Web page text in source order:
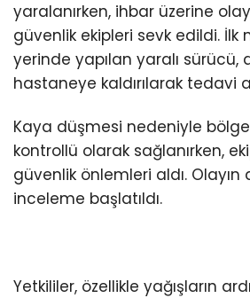
yaralanırken, ihbar üzerine
güvenlik ekipleri sevk edildi.
yerinde yapılan yaralı sürücü,
hastaneye kaldırılarak tedavi
Kaya düşmesi nedeniyle
kontrollü olarak sağlanırken,
güvenlik önlemleri aldı.
inceleme başlatıldı.
Yetkililer, özellikle yağışların